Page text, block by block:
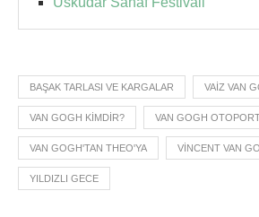
BAŞAK TARLASI VE KARGALAR VAIZ VAN
VAN GOGH KIMDIR? VAN GOGH
VAN GOGH'TAN THEO'YA VINCENT VAN
YILDIZLI GECE